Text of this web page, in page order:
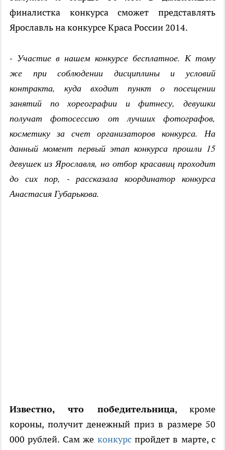
финалистка конкурса сможет представлять
Ярославль на конкурсе Краса России 2014.
- Участие в нашем конкурсе бесплатное. К тому
же при соблюдении дисциплины и условий
контракта, куда входит пункт о посещении
занятий по хореографии и фитнесу, девушки
получат фотосессию от лучших фотографов,
косметику за счет организаторов конкурса. На
данный момент первый этап конкурса прошли 15
девушек из Ярославля, но отбор красавиц проходит
до сих пор, - рассказала координатор конкурса
Анастасия Губарькова.
Известно, что победительница, кроме
короны, получит денежный приз в размере 50
000 рублей. Сам же конкурспройдет в марте, с